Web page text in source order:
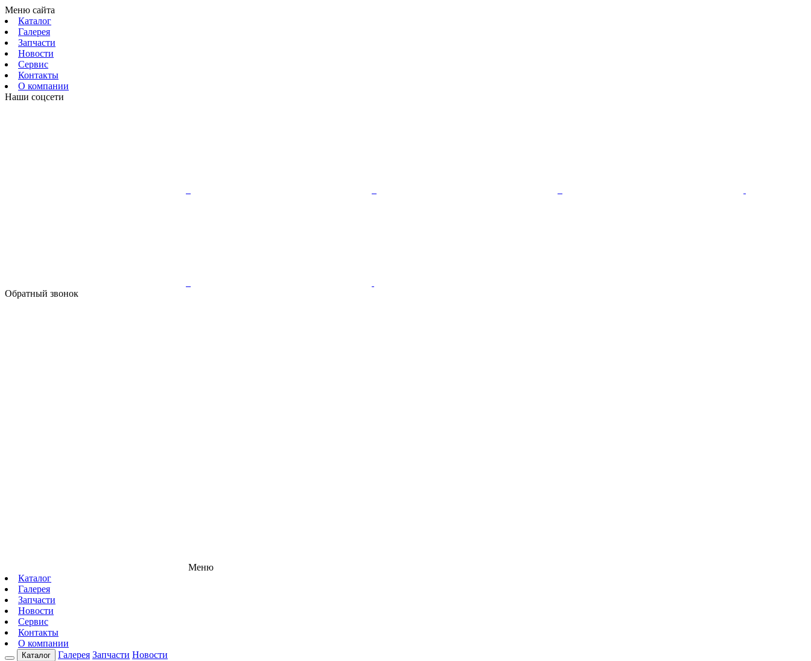
Меню сайта
Каталог
Галерея
Запчасти
Новости
Сервис
Контакты
О компании
Наши соцсети
Обратный звонок
Меню
Каталог
Галерея
Запчасти
Новости
Сервис
Контакты
О компании
Каталог Галерея Запчасти Новости